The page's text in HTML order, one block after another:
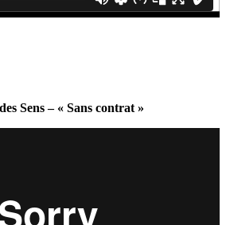
Sens – « Sans contrat »